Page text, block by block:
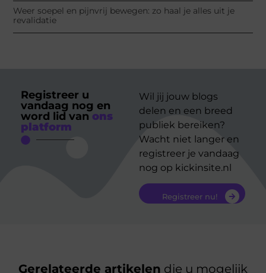
Weer soepel en pijnvrij bewegen: zo haal je alles uit je
revalidatie
Registreer u
vandaag nog en
word lid van ons
platform
Wil jij jouw blogs
delen en een breed
publiek bereiken?
Wacht niet langer en
registreer je vandaag
nog op kickinsite.nl
Registreer nu!
Gerelateerde artikelen die u mogelijk